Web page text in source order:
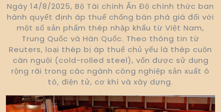
Ngày 14/8/2025, Bộ Tài chính Ấn Độ chính thức ban
hành quyết định áp thuế chống bán phá giá đối với
một số sản phẩm thép nhập khẩu từ Việt Nam,
Trung Quốc và Hàn Quốc. Theo thông tin từ
Reuters, loại thép bị áp thuế chủ yếu là thép cuộn
cán nguội (cold-rolled steel), vốn được sử dụng
rộng rãi trong các ngành công nghiệp sản xuất ô
tô, điện tử, cơ khí và xây dựng.